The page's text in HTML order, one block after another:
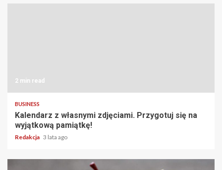
2 min read
BUSINESS
Kalendarz z własnymi zdjęciami. Przygotuj się na
wyjątkową pamiątkę!
Redakcja 3 lata ago